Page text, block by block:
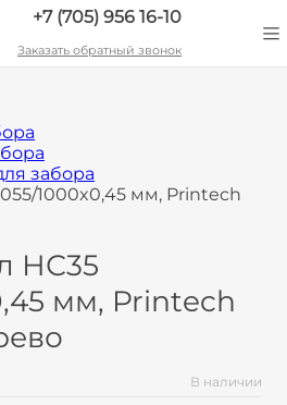
+7 (705) 956 16-10
Заказать обратный звонок
забора
1000x0,45 мм, Printech
НС35
мм, Printech
В наличии